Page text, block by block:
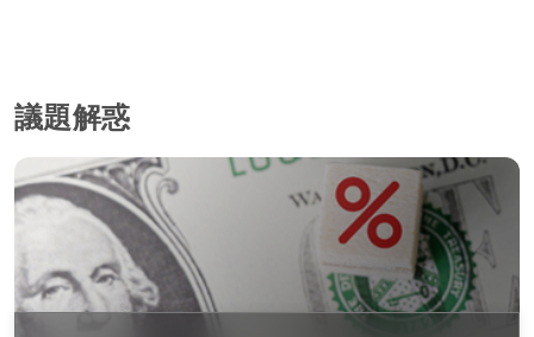
議題解惑